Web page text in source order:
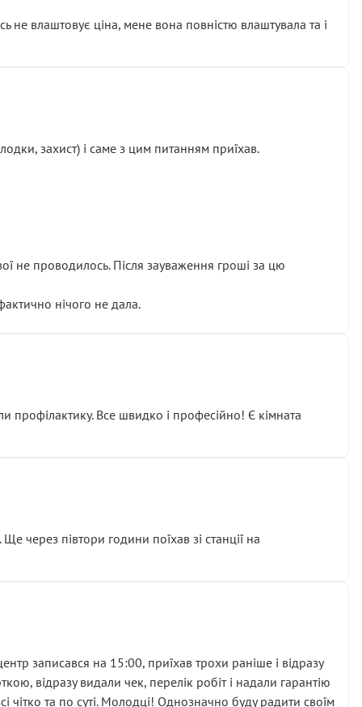
не влаштовує ціна, мене вона повністю влаштувала та і
захист) і саме з цим питанням приїхав.
не проводилось. Після зауваження гроші за цю
нічого не дала.
декілька гайок під лобовим склом. Мені
та бажання повертатися.
профілактику. Все швидко і професійно! Є кімната
через півтори години поїхав зі станції на
записався на 15:00, приїхав трохи раніше і відразу
відразу видали чек, перелік робіт і надали гарантію
та по суті. Молодці! Однозначно буду радити своїм